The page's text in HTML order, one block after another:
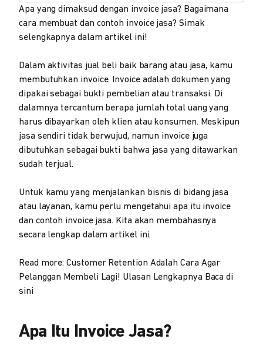
Apa yang dimaksud dengan invoice jasa? Bagaimana
cara membuat dan contoh invoice jasa? Simak
selengkapnya dalam artikel ini!
Dalam aktivitas jual beli baik barang atau jasa, kamu
membutuhkan invoice. Invoice adalah dokumen yang
dipakai sebagai bukti pembelian atau transaksi. Di
dalamnya tercantum berapa jumlah total uang yang
harus dibayarkan oleh klien atau konsumen. Meskipun
jasa sendiri tidak berwujud, namun invoice juga
dibutuhkan sebagai bukti bahwa jasa yang ditawarkan
sudah terjual.
Untuk kamu yang menjalankan bisnis di bidang jasa
atau layanan, kamu perlu mengetahui apa itu invoice
dan contoh invoice jasa. Kita akan membahasnya
secara lengkap dalam artikel ini.
Read more: Customer Retention Adalah Cara Agar
Pelanggan Membeli Lagi! Ulasan Lengkapnya Baca di
sini
Apa Itu Invoice Jasa?